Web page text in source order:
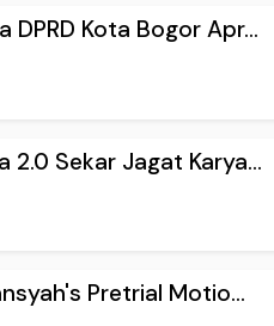
DPRD Kota Bogor Apr...
2.0 Sekar Jagat Karya...
Pretrial Motio...